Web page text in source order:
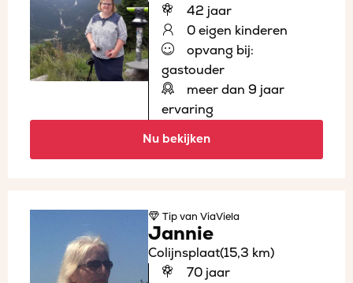
42 jaar
0 eigen kinderen
opvang bij:
gastouder
meer dan 9 jaar
ervaring
Nu bekijken
Tipvan ViaViela
Jannie
Colijnsplaat(15,3 km)
70 jaar